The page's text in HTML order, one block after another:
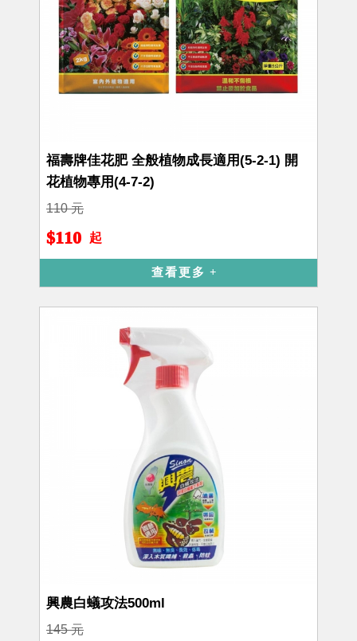
福壽牌佳花肥 全般植物成長適用(5-2-1) 開
花植物專用(4-7-2)
110 元
$110 起
查看更多
興農白蟻攻法500ml
145 元